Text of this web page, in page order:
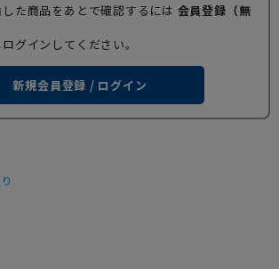
た商品をあとで確認するには 会員登録（無
グインしてください。
新規会員登録 / ログイン